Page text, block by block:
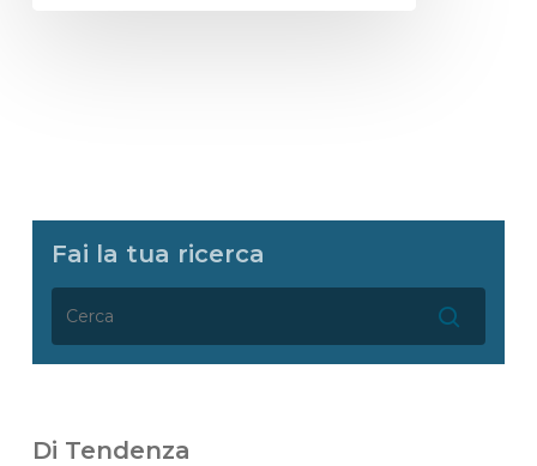
Fai la tua ricerca
Di Tendenza